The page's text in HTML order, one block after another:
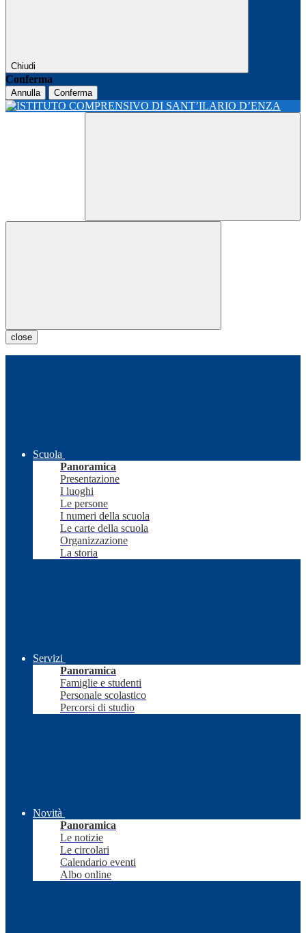
Chiudi
Conferma
Annulla Conferma
close
Scuola
Panoramica
Presentazione
I luoghi
Le persone
I numeri della scuola
Le carte della scuola
Organizzazione
La storia
Servizi
Panoramica
Famiglie e studenti
Personale scolastico
Percorsi di studio
Novità
Panoramica
Le notizie
Le circolari
Calendario eventi
Albo online